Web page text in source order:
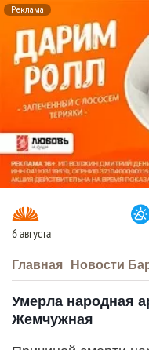
Реклама
6 августа
Главная Новости
Умерла народная
Жемчужная